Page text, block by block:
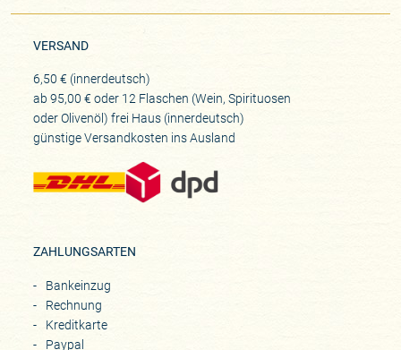
VERSAND
6,50 € (innerdeutsch)
ab 95,00 € oder 12 Flaschen (Wein, Spirituosen
oder Olivenöl) frei Haus (innerdeutsch)
günstige Versandkosten ins Ausland
ZAHLUNGSARTEN
Bankeinzug
Rechnung
Kreditkarte
Paypal